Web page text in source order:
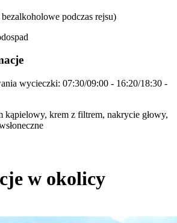
podczas rejsu)
wycieczki: 07:30/09:00 - 16:20/18:30 -
kąpielowy, krem z filtrem, nakrycie głowy,
w okolicy